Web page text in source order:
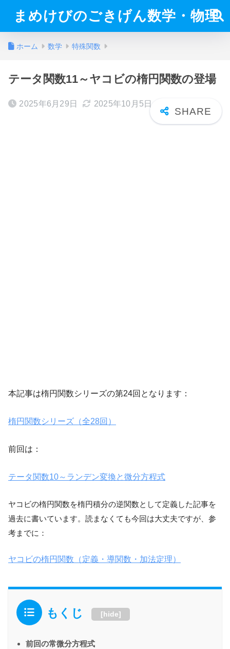
まめけびのごきげん数学・物理
ホーム 数学 特殊関数
テータ関数11～ヤコビの楕円関数の登場
2025年6月29日 2025年10月5日
本記事は楕円関数シリーズの第24回となります：
楕円関数シリーズ（全28回）
前回は：
テータ関数10～ランデン変換と微分方程式
ヤコビの楕円関数を楕円積分の逆関数として定義した記事を
過去に書いています。読まなくても今回は大丈夫ですが、参
考までに：
ヤコビの楕円関数（定義・導関数・加法定理）
もくじ [hide]
前回の常微分方程式